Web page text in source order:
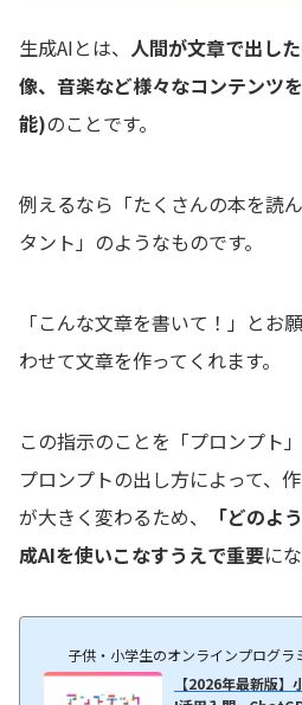
生成AIとは、 人間が文章で出し
像、音楽など様々なコンテンツ
能)のことです。
例えるなら「たくさんの本を読
タント」のようなものです。
「こんな文章を書いて！」とお
わせて文章を作ってくれます。
この指示のことを「プロンプト」
プロンプトの出し方によって、
が大きく変わるため、
「どのよ
成AIを使いこなすうえで重要に
子供・小学生のオンラインプログラ
【2026年最新版